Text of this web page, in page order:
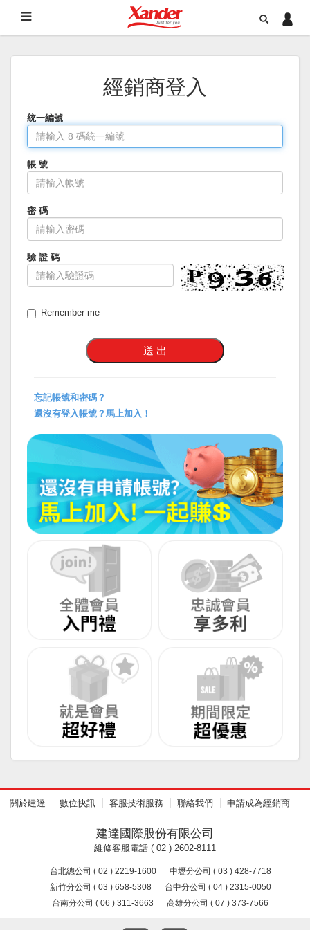
經銷商登入
統一編號
帳 號
密 碼
驗 證 碼
Remember me
忘記帳號和密碼？
還沒有登入帳號？馬上加入！
關於建達 數位快訊 客服技術服務 聯絡我們 申請成為經銷商
建達國際股份有限公司
維修客服電話 ( 02 ) 2602-8111
台北總公司 ( 02 ) 2219-1600
中壢分公司 ( 03 ) 428-7718
新竹分公司 ( 03 ) 658-5308
台中分公司 ( 04 ) 2315-0050
台南分公司 ( 06 ) 311-3663
高雄分公司 ( 07 ) 373-7566